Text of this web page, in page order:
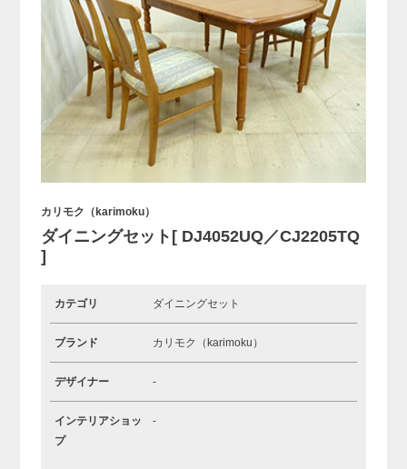
カリモク（karimoku）
ダイニングセット[ DJ4052UQ／CJ2205TQ
]
カテゴリ ダイニングセット
ブランド カリモク（karimoku）
デザイナー -
インテリアショッ
プ
-